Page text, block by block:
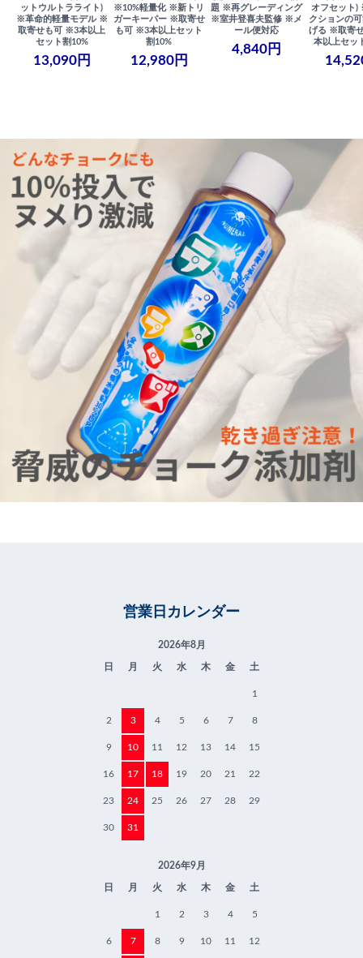
ットウルトラライト)
※革命的軽量モデル ※
取寄せも可 ※3本以上
セット割10%
13,090円
※10%軽量化 ※新トリ
ガーキーパー ※取寄せ
も可 ※3本以上セット
割10%
12,980円
題 ※再グレーディング
※室井登喜夫監修 ※メ
ール便対応
4,840円
オフセット)
クションの
げる ※取寄
本以上セッ
営業日カレンダー
2026年8月
日 月 火 水 木 金 土
1
2 3 4 5 6 7 8
9 10 11 12 13 14 15
16 17 18 19 20 21 22
23 24 25 26 27 28 29
30 31
2026年9月
日 月 火 水 木 金 土
1 2 3 4 5
6 7 8 9 10 11 12